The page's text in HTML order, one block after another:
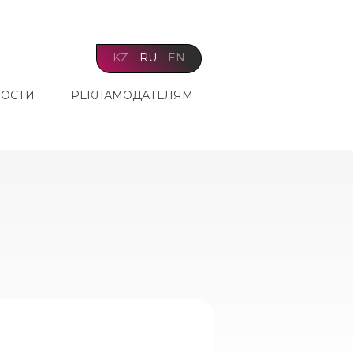
KZ RU EN
РЕКЛАМОДАТЕЛЯМ